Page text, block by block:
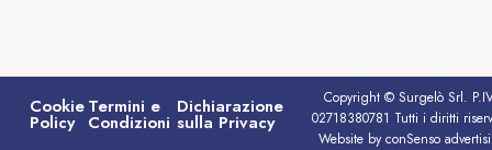
Cookie
Policy
Termini e
Condizioni
Dichiarazione
sulla Privacy
Copyright © Surgelò Srl.
02718380781 Tutti i diritti
Website by conSenso